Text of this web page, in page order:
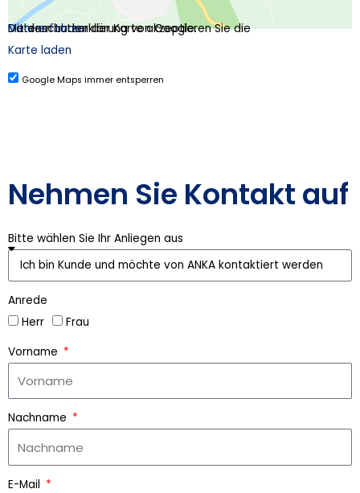
Mit dem Laden der Karte akzeptieren Sie die Datenschutzerklärung von Google.
Mehr erfahren
Karte laden
Google Maps immer entsperren
Nehmen Sie Kontakt auf
Bitte wählen Sie Ihr Anliegen aus
Anrede
Herr
Frau
Vorname
Nachname
E-Mail